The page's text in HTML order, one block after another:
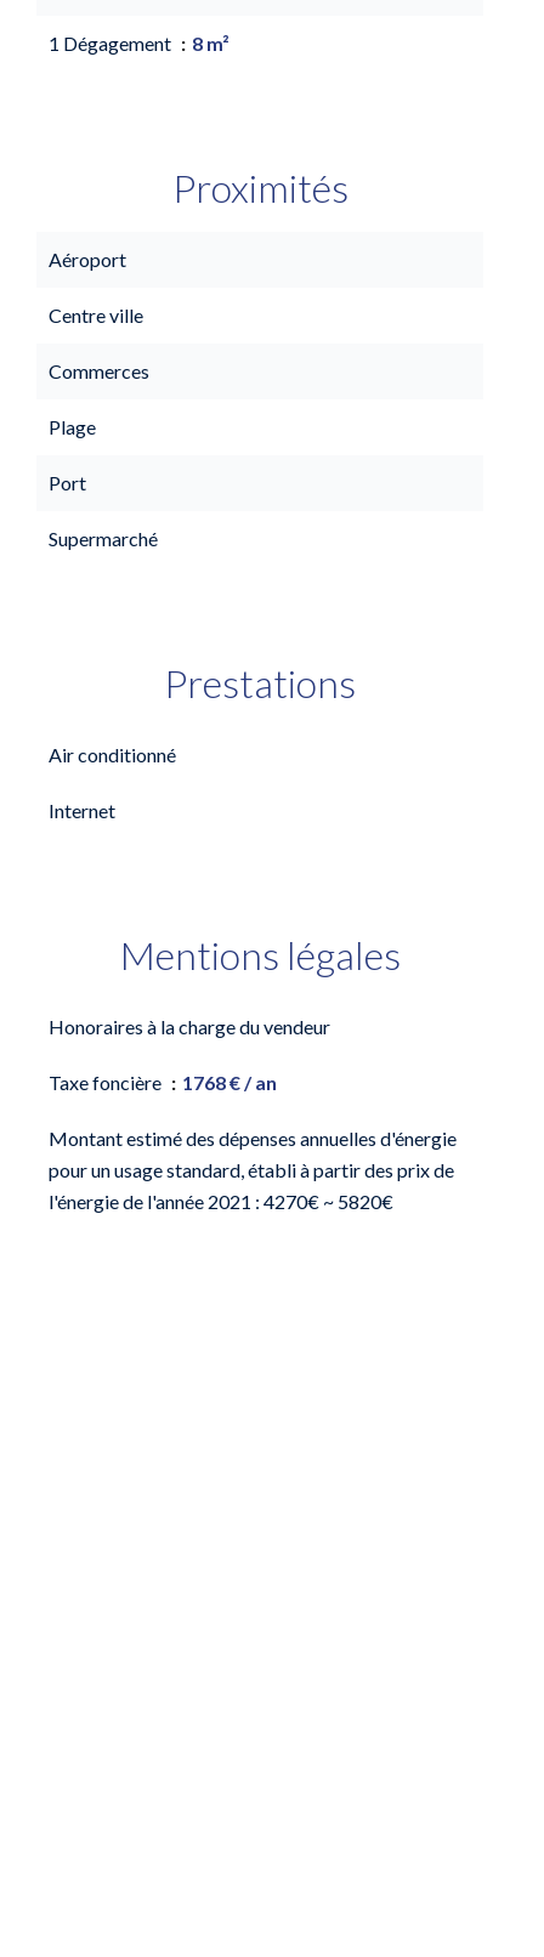
1 Dégagement 8 m²
Proximités
Aéroport
Centre ville
Commerces
Plage
Port
Supermarché
Prestations
Air conditionné
Internet
Mentions légales
Honoraires à la charge du vendeur
Taxe foncière 1768 € / an
Montant estimé des dépenses annuelles d'énergie
pour un usage standard, établi à partir des prix de
l'énergie de l'année 2021 : 4270€ ~ 5820€